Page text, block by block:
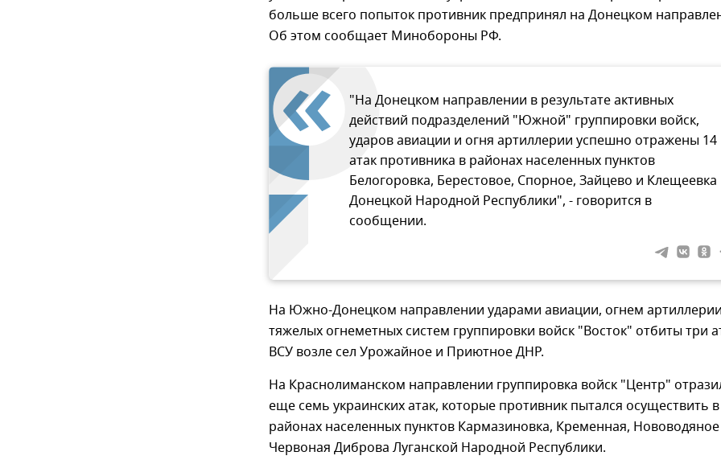
больше всего попыток противник предпринял на Донецком
Об этом сообщает Минобороны РФ.
"На Донецком направлении в результате активных
действий подразделений "Южной" группировки войск,
ударов авиации и огня артиллерии успешно отражены 14
атак противника в районах населенных пунктов
Белогоровка, Берестовое, Спорное, Зайцево и Клещеевка
Донецкой Народной Республики", - говорится в
сообщении.
На Южно-Донецком направлении ударами авиации, огнем
тяжелых огнеметных систем группировки войск "Восток" отбиты три
ВСУ возле сел Урожайное и Приютное ДНР.
На Краснолиманском направлении группировка войск "Центр"
еще семь украинских атак, которые противник пытался осуществить в
районах населенных пунктов Кармазиновка, Кременная,
Червоная Диброва Луганской Народной Республики.